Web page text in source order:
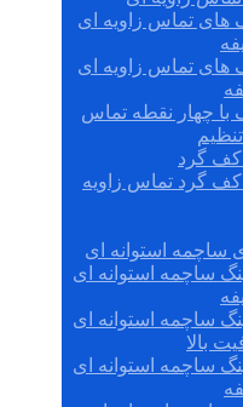
های تماس زاویه ای
های تماس زاویه ای
با چهار نقطه تماس
کف گرد
کف گرد تماس زاویه
ساچمه استوانه ای
ساچمه استوانه ای
ساچمه استوانه ای
بالا
ساچمه استوانه ای